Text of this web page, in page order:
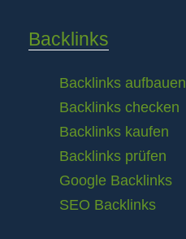
Backlinks
Backlinks aufbauen
Backlinks checken
Backlinks kaufen
Backlinks prüfen
Google Backlinks
SEO Backlinks